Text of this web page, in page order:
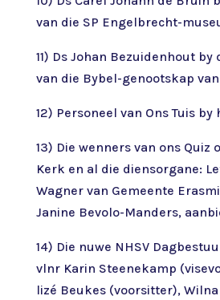
van die SP Engelbrecht-
11) Ds Johan Bezuidenhout
van die Bybel-genootskap
12) Personeel van Ons Tuis
13) Die wenners van ons Quiz
Kerk en al die diensorgane:
Wagner van Gemeente
Janine Bevolo-Manders,
14) Die nuwe NHSV
vlnr Karin Steenekamp
lizé Beukes (voorsitter),